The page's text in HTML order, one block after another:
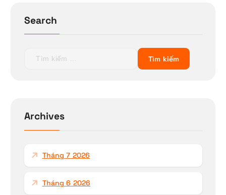
Search
ế
m
Archives
Tháng 7 2026
Tháng 6 2026